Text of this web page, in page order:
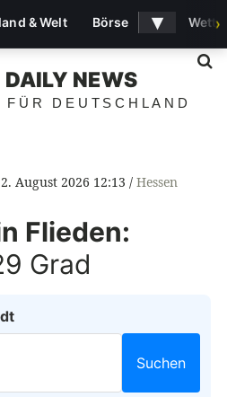
NEWS
DEUTSCHLAND
2. August 2026 12:13
Hessen
Flieden:
Grad
Suchen
& Welt Börse ▾ ›